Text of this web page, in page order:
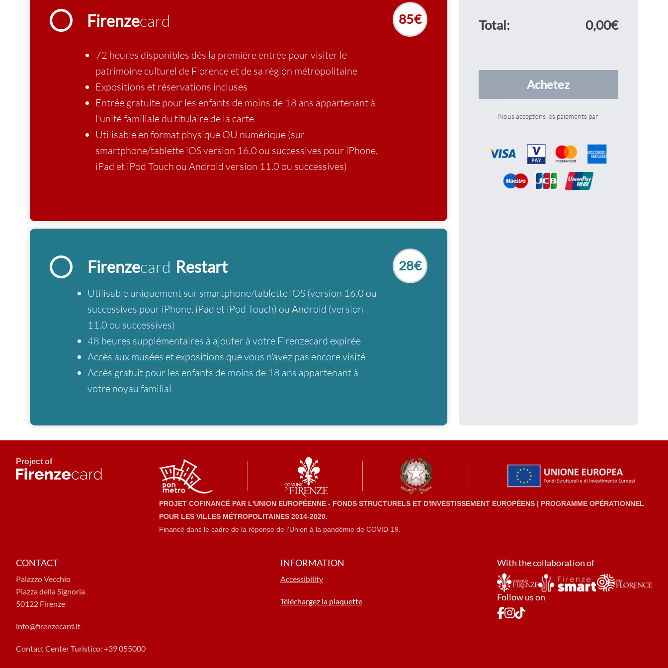
Firenzecard 85€
72 heures disponibles dès la première entrée pour visiter le
patrimoine culturel de Florence et de sa région métropolitaine
Expositions et réservations incluses
Entrée gratuite pour les enfants de moins de 18 ans appartenant à
l'unité familiale du titulaire de la carte
Utilisable en format physique OU numérique (sur
smartphone/tablette iOS version 16.0 ou successives pour iPhone,
iPad et iPod Touch ou Android version 11.0 ou successives)
Firenzecard Restart 28€
Utilisable uniquement sur smartphone/tablette iOS (version 16.0 ou
successives pour iPhone, iPad et iPod Touch) ou Android (version
11.0 ou successives)
48 heures supplémentaires à ajouter à votre Firenzecard expirée
Accès aux musées et expositions que vous n'avez pas encore visité
Accès gratuit pour les enfants de moins de 18 ans appartenant à
votre noyau familial
Total: 0,00€
Achetez
Nous acceptons les paiements par
Project of
PROJET COFINANCÉ PAR L'UNION EUROPÉENNE - FONDS STRUCTURELS ET D'INVESTISSEMENT EUROPÉENS | PROGRAMME OPÉRATIONNEL
POUR LES VILLES MÉTROPOLITAINES 2014-2020.
Financé dans le cadre de la réponse de l'Union à la pandémie de COVID-19.
CONTACT
Palazzo Vecchio
Piazza della Signoria
50122 Firenze
info@firenzecard.it
Contact Center Turistico: +39 055000
INFORMATION
Accessibility
Téléchargez la plaquette
With the collaboration of
Follow us on